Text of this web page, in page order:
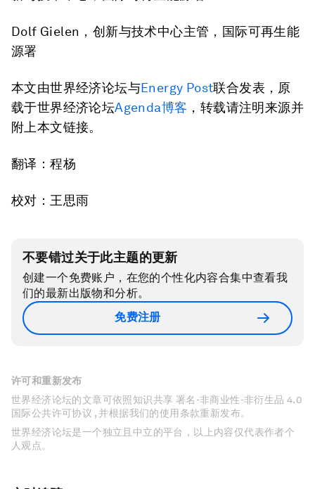
Dolf Gielen，创新与技术中心主管，国际可再生能
源署
本文由世界经济论坛与Energy Post联合发表，原
载于世界经济论坛Agenda博客 ，转载请注明来源并
附上本文链接。
翻译：程杨
校对：王思雨
不要错过关于此主题的更新
创建一个免费账户，在您的个性化内容合集中查看我
们的最新出版物和分析。
免费注册
许可和重新发布
世界经济论坛的文章可依照知识共享 署名-非商业性-非衍生品 4.0
国际公共许可协议 , 并根据我们的使用条款重新发布。
世界经济论坛是一个独立且中立的平台，以上内容仅代表作者个
人观点。